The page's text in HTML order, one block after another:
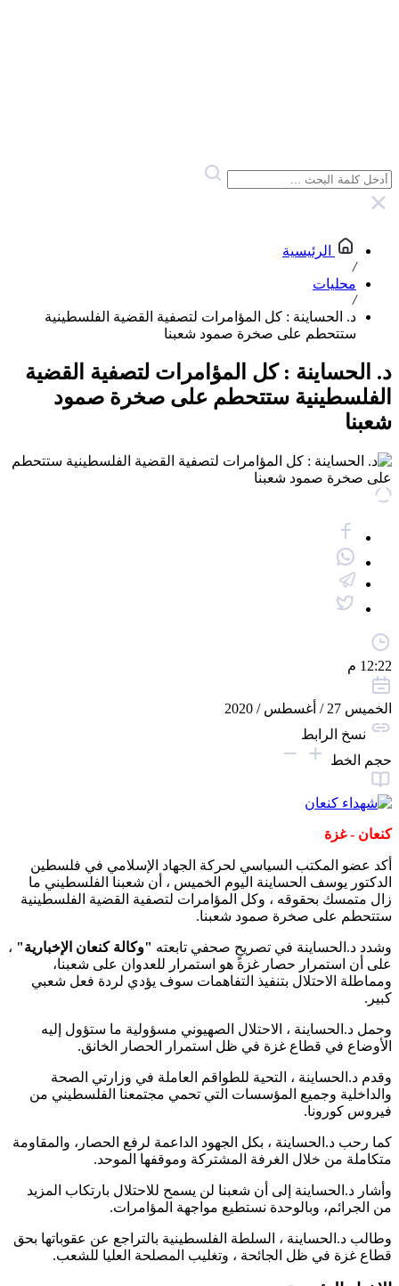
الرئيسية
/
محليات
/
د. الحساينة : كل المؤامرات لتصفية القضية الفلسطينية
ستتحطم على صخرة صمود شعبنا
د. الحساينة : كل المؤامرات لتصفية القضية
الفلسطينية ستتحطم على صخرة صمود
شعبنا
12:22 م
الخميس 27 / أغسطس / 2020
نسخ الرابط
حجم الخط
كنعان - غزة
أكد عضو المكتب السياسي لحركة الجهاد الإسلامي في فلسطين
الدكتور يوسف الحساينة اليوم الخميس ، أن شعبنا الفلسطيني ما
زال متمسك بحقوقه ، وكل المؤامرات لتصفية القضية الفلسطينية
ستتحطم على صخرة صمود شعبنا.
وشدد د.الحساينة في تصريحٍ صحفي تابعته "وكالة كنعان الإخبارية" ،
على أن استمرار حصار غزة هو استمرار للعدوان على شعبنا،
ومماطلة الاحتلال بتنفيذ التفاهمات سوف يؤدي لردة فعل شعبي
كبير.
وحمل د.الحساينة ، الاحتلال الصهيوني مسؤولية ما ستؤول إليه
الأوضاع في قطاع غزة في ظل استمرار الحصار الخانق.
وقدم د.الحساينة ، التحية للطواقم العاملة في وزارتي الصحة
والداخلية وجميع المؤسسات التي تحمي مجتمعنا الفلسطيني من
فيروس كورونا.
كما رحب د.الحساينة ، بكل الجهود الداعمة لرفع الحصار، والمقاومة
متكاملة من خلال الغرفة المشتركة وموقفها الموحد.
وأشار د.الحساينة إلى أن شعبنا لن يسمح للاحتلال بارتكاب المزيد
من الجرائم، وبالوحدة نستطيع مواجهة المؤامرات.
وطالب د.الحساينة ، السلطة الفلسطينية بالتراجع عن عقوباتها بحق
قطاع غزة في ظل الجائحة ، وتغليب المصلحة العليا للشعب.